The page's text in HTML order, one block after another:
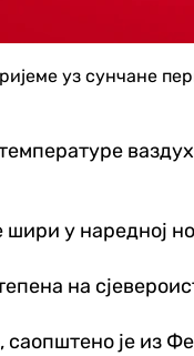
уз сунчане
у наредној
на
је из